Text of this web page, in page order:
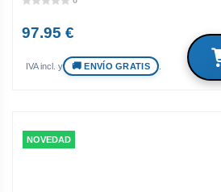
97.95 €
IVA incl. y ENVÍO GRATIS .
NOVEDAD